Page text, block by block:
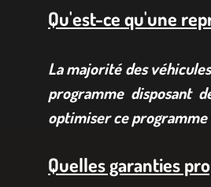
Qu'est-ce qu'une
La majorité des
programme disposant
optimiser ce
Quelles garanties